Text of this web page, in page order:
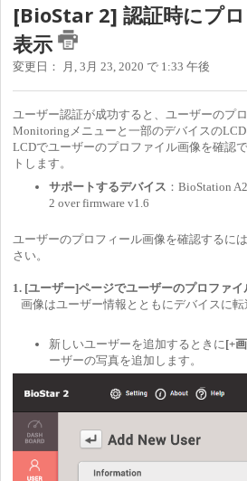
[BioStar 2] 認証時にプ
表示
変更日： 月, 3月 23, 2020 で 1:33 午後
ユーザー認証が成功すると、ユーザーのプ
Monitoringメニューと一部のデバイスのLCD
LCDでユーザーのプロファイル画像を確認
トします。
サポートするデバイス ：BioStation
2 over firmware v1.6
ユーザーのプロフィール画像を確認するに
さい。
1. [ユーザー]ページでユーザーのプロファイ
画像はユーザー情報とともにデバイスに転
新しいユーザーを追加するときに [+
ーザーの写真を追加します。